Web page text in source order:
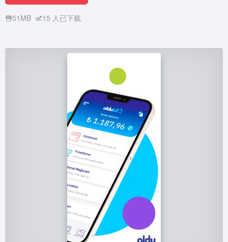
51MB 15 人已下载